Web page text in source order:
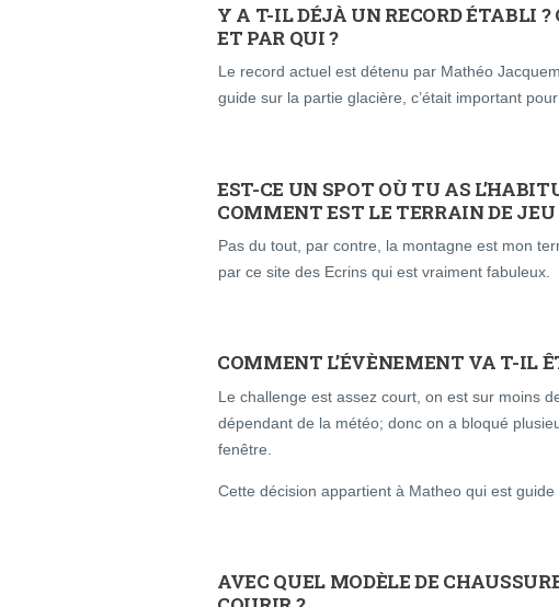
Y A T-IL DÉJÀ UN RECORD ÉTABLI
ET PAR QUI ?
Le record actuel est détenu par Mathéo
guide sur la partie glacière, c’était important
EST-CE UN SPOT OÙ TU AS
COMMENT EST LE TERRAIN DE
Pas du tout, par contre, la montagne est mon
par ce site des Ecrins qui est vraiment fabuleux.
COMMENT L’ÉVÈNEMENT VA T-IL
Le challenge est assez court, on est sur moins
dépendant de la météo; donc on a bloqué
fenêtre.
Cette décision appartient à Matheo qui est
AVEC QUEL MODÈLE DE